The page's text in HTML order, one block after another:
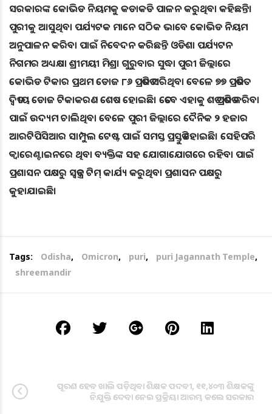
ସରକାରଙ୍କ କୋଭିଡ ନିୟମକୁ କଡାକଡି ପାଳନ କରୁଥିବା କହିଛନ୍ତି।
ପୁରୀକୁ ଆସୁଥିବା ପର୍ଯ୍ୟଟକ ମାନେ ସଠିକ ଭାବେ କୋଭିଡ ନିୟମ
ଅନୁପାଳନ କରିବା ପାଇଁ ନିବେଦନ କରିଛନ୍ତି ଓଡିଶା ପର୍ଯ୍ୟଟନ
ନିଗମର ଅଧ୍ୟକ୍ଷା ଶ୍ରୀମୟୀ ମିଶ୍ର। ଗୁରୁବାର ସୁଦ୍ଧା ପୁରୀ ଜିଲ୍ଲାରେ
କୋଭିଡ ଟିକାର ପ୍ରଥମ ଡୋଜ ୮୬ ପ୍ରତିଶତ ସରିଥିବା ବେଳେ ୭୭ ପ୍ରତିଶତ
ଦ୍ବିତୀୟ ଡୋଜ ଟିକାକରଣ ଶେଷ ହୋଇଛି। ତେବେ ଏହାକୁ ଶତ ପ୍ରତିଶତ କରିବା
ପାଇଁ ଉଦ୍ୟମ ଚାଲିଥିବା ବେଳେ ପୁରୀ ଜିଲ୍ଲାରେ ଦୈନିକ ୨ ହଜାର
ଆରଟିପିସିଆର ସାମ୍ପୁଲ ଟେଷ୍ଟ ପାଇଁ ସମସ୍ତ ପ୍ରସ୍ତୁତି ହୋଇଛି। ସେହିପରି
କ୍ବାରେଣ୍ଟାଇନରେ ଥିବା ବ୍ୟକ୍ତିଙ୍କ ସହ ଯୋଗାଯୋଗରେ ରହିବା ପାଇଁ
ପ୍ରଶାସନ ପକ୍ଷରୁ ସ୍ବତନ୍ତ୍ର ଟିମ୍ କାର୍ଯ୍ୟ କରୁଥିବା ପ୍ରଶାସନ ପକ୍ଷରୁ
କୁହାଯାଇଛି।
Tags: Odisha, Omicron, puri, puri Jagannath Temple,
shreemandir
ପୂରଣ ହେବ ଖାଲି ପଡ଼ିଥିବା ଶିକ୍ଷକ ପଦବୀ, ୧୧,୪୦୩ ଶିକ୍ଷକଙ୍କୁ
ନିଯୁକ୍ତି ଦେବା ନେଇ ପ୍ରକ୍ରିୟା ଆରମ୍ଭ କଲେ ସରକାର